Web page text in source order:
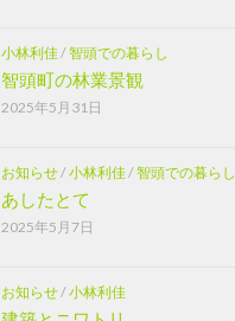
小林利佳/智頭での暮らし
智頭町の林業景観
2025年5月31日
お知らせ/小林利佳/智頭での暮らし
あしたとて
2025年5月7日
お知らせ/小林利佳